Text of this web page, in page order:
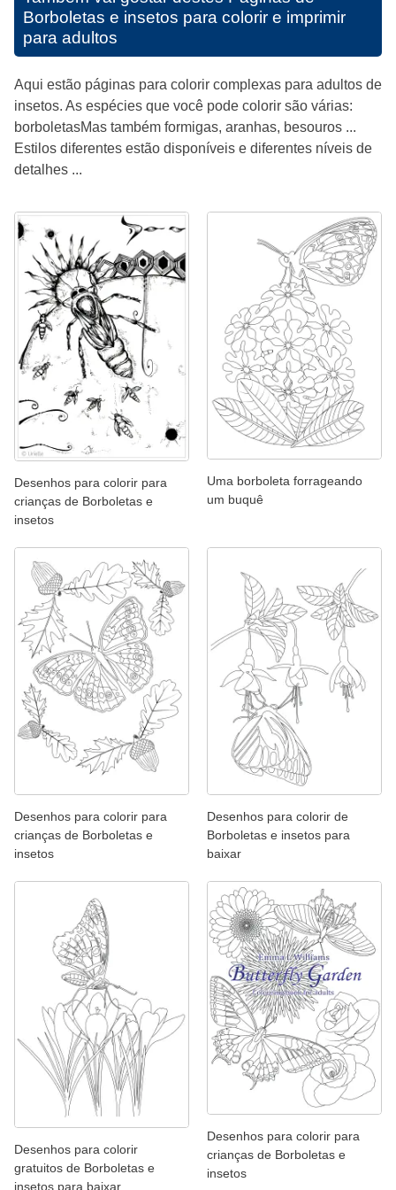
Borboletas e insetos para colorir e imprimir
para adultos
Aqui estão páginas para colorir complexas para adultos de
insetos. As espécies que você pode colorir são várias:
borboletasMas também formigas, aranhas, besouros ...
Estilos diferentes estão disponíveis e diferentes níveis de
detalhes ...
Desenhos para colorir para
crianças de Borboletas e
insetos
Uma borboleta forrageando
um buquê
Desenhos para colorir para
crianças de Borboletas e
insetos
Desenhos para colorir de
Borboletas e insetos para
baixar
Desenhos para colorir
gratuitos de Borboletas e
insetos para baixar
Desenhos para colorir para
crianças de Borboletas e
insetos